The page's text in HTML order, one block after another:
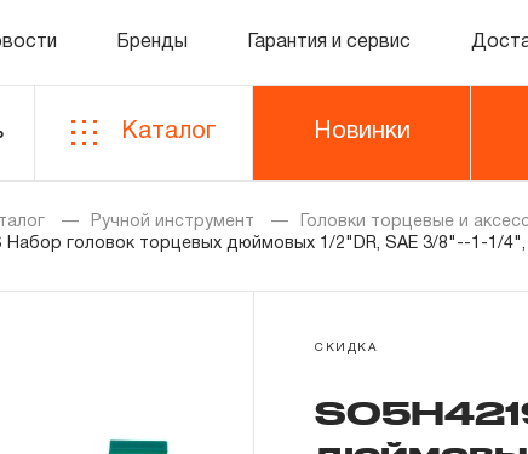
Бренды Гарантия и сервис
Каталог Новинки
Ручной инструмент Головки торцевые и
Набор головок торцевых дюймовых 1/2"DR, SAE 3/8"--1-1/
СКИДКА